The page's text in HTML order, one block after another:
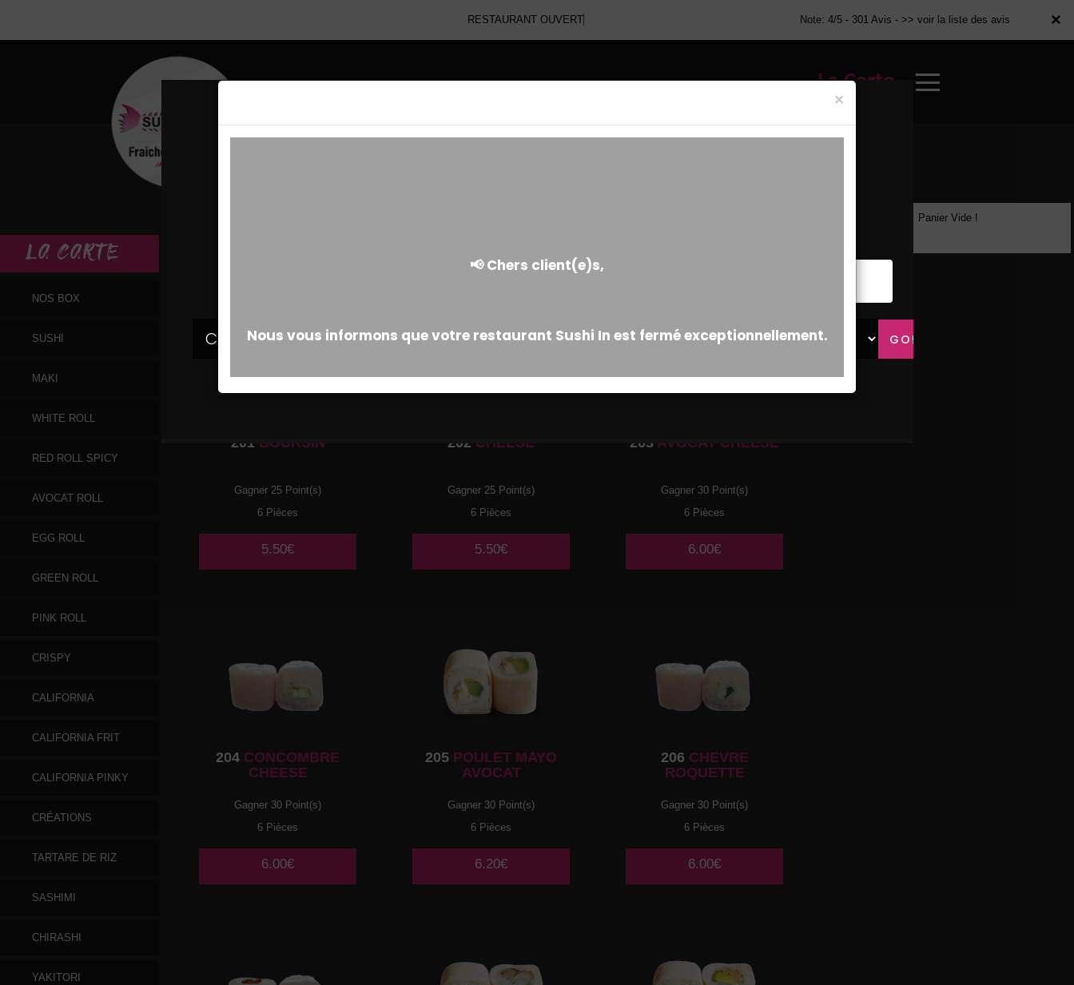
×
RESTAURANT OUVERT Note: 4/5 - 301 Avis - >> voir la liste des avis
La Carte
×
LA CARTE
NOS BOX
SUSHI
MAKI
WHITE ROLL
RED ROLL SPICY
AVOCAT ROLL
EGG ROLL
GREEN ROLL
PINK ROLL
CRISPY
CALIFORNIA
CALIFORNIA FRIT
CALIFORNIA PINKY
CRÉATIONS
TARTARE DE RIZ
SASHIMI
CHIRASHI
YAKITORI
Fine tranche de poulet fumé
201BOURSIN
Gagner 25 Point(s)
6 Pièces
5.50€
202 CHEESE
Gagner 25 Point(s)
6 Pièces
5.50€
203 AVOCAT CHEESE
Gagner 30 Point(s)
6 Pièces
6.00€
204 CONCOMBRE
CHEESE
Gagner 30 Point(s)
6 Pièces
6.00€
205 POULET MAYO
AVOCAT
Gagner 30 Point(s)
6 Pièces
6.20€
206 CHEVRE
ROQUETTE
Gagner 30 Point(s)
6 Pièces
6.00€
Panier Vide !
×